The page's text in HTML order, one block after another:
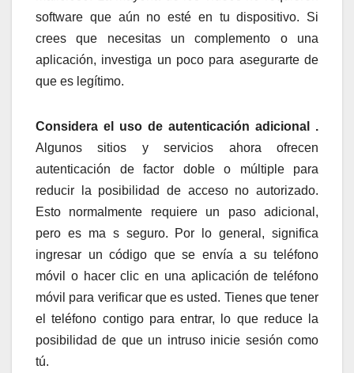
software que aún no esté en tu dispositivo. Si
crees que necesitas un complemento o una
aplicación, investiga un poco para asegurarte de
que es legítimo.
Considera el uso de autenticación adicional .
Algunos sitios y servicios ahora ofrecen
autenticación de factor doble o múltiple para
reducir la posibilidad de acceso no autorizado.
Esto normalmente requiere un paso adicional,
pero es ma s seguro. Por lo general, significa
ingresar un código que se envía a su teléfono
móvil o hacer clic en una aplicación de teléfono
móvil para verificar que es usted. Tienes que tener
el teléfono contigo para entrar, lo que reduce la
posibilidad de que un intruso inicie sesión como
tú.